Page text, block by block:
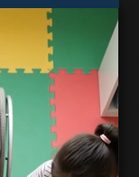
propuestas
una fuerte